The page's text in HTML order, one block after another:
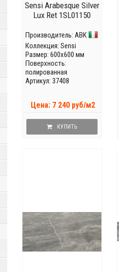
Sensi Arabesque Silver
Lux Ret 1SL01150
Производитель: ABK
Коллекция: Sensi
Размер: 600x600 мм
Поверхность:
полированная
Артикул: 37408
Цена: 7 240 руб/м2
КУПИТЬ